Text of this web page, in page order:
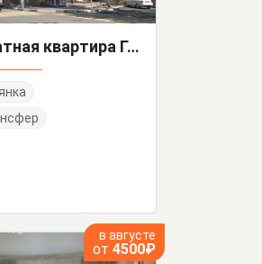
1-комнатная квартира Грибоедова 9
в августе
от 4500₽